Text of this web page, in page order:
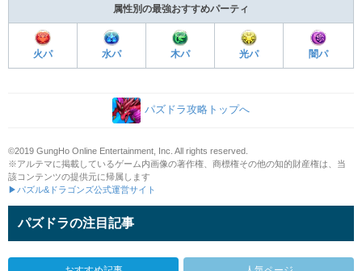
属性別の最強おすすめパーティ
火パ 水パ 木パ 光パ 闇パ
パズドラ攻略トップへ
©2019 GungHo Online Entertainment, Inc. All rights reserved.
※アルテマに掲載しているゲーム内画像の著作権、商標権その他の知的財産権は、当
該コンテンツの提供元に帰属します
▶パズル&ドラゴンズ公式運営サイト
パズドラの注目記事